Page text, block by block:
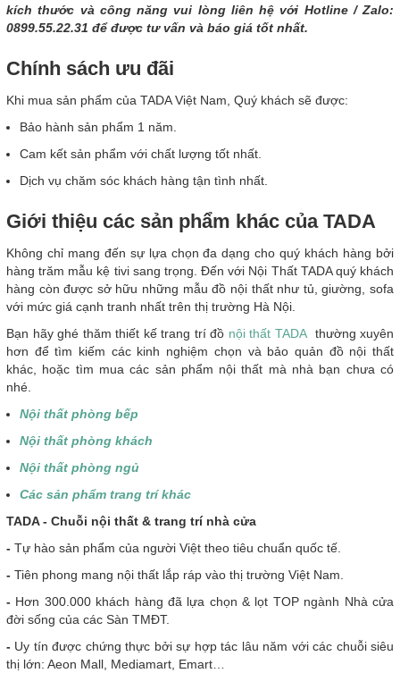
kích thước và công năng vui lòng liên hệ với Hotline / Zalo:
0899.55.22.31 để được tư vấn và báo giá tốt nhất.
Chính sách ưu đãi
Khi mua sản phẩm của TADA Việt Nam, Quý khách sẽ được:
Bảo hành sản phẩm 1 năm.
Cam kết sản phẩm với chất lượng tốt nhất.
Dịch vụ chăm sóc khách hàng tận tình nhất.
Giới thiệu các sản phẩm khác của TADA
Không chỉ mang đến sự lựa chọn đa dạng cho quý khách hàng bởi
hàng trăm mẫu kệ tivi sang trọng. Đến với Nội Thất TADA quý khách
hàng còn được sở hữu những mẫu đồ nội thất như tủ, giường, sofa
với mức giá cạnh tranh nhất trên thị trường Hà Nội.
Bạn hãy ghé thăm thiết kế trang trí đồ nội thất TADA thường xuyên
hơn để tìm kiếm các kinh nghiệm chọn và bảo quản đồ nội thất
khác, hoặc tìm mua các sản phẩm nội thất mà nhà bạn chưa có
nhé.
Nội thất phòng bếp
Nội thất phòng khách
Nội thất phòng ngủ
Các sản phẩm trang trí khác
TADA - Chuỗi nội thất & trang trí nhà cửa
- Tự hào sản phẩm của người Việt theo tiêu chuẩn quốc tế.
- Tiên phong mang nội thất lắp ráp vào thị trường Việt Nam.
- Hơn 300.000 khách hàng đã lựa chọn & lọt TOP ngành Nhà cửa
đời sống của các Sàn TMĐT.
- Uy tín được chứng thực bởi sự hợp tác lâu năm với các chuỗi siêu
thị lớn: Aeon Mall, Mediamart, Emart…